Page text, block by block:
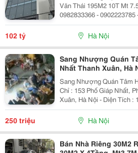
Văn Thái 195M2 10T Mt 7.5M,
0982833366 - 0902223785
Phòng Đẹp Nhất Thanh
10 Tầng, Thoáng Trước
102 tỷ Hà Nội
Sang Nhượng Quán
Nhất Thanh Xuân, Hà
Sang Nhượng Quán Tâm
Chỉ : 153 Phố Giáp Nhất,
Xuân, Hà Nội - Diện Tích :
Bầu Và Muốn Sang Lại
Nhưng Một Minh Không
250 triệu Hà Nội
Bán Nhà Riêng 30M2